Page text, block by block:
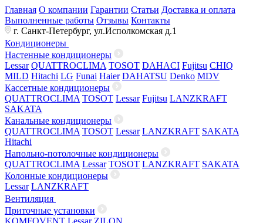
Главная О компании Гарантии Статьи Доставка и оплата
Выполненные работы Отзывы Контакты
г. Санкт-Петербург, ул.Исполкомская д.1
Кондиционеры
Настенные кондиционеры
Lessar QUATTROCLIMA TOSOT DAHACI Fujitsu CHIQ
MILD Hitachi LG Funai Haier DAHATSU Denko MDV
Кассетные кондиционеры
QUATTROCLIMA TOSOT Lessar Fujitsu LANZKRAFT
SAKATA
Канальные кондиционеры
QUATTROCLIMA TOSOT Lessar LANZKRAFT SAKATA
Hitachi
Напольно-потолочные кондиционеры
QUATTROCLIMA Lessar TOSOT LANZKRAFT SAKATA
Колонные кондиционеры
Lessar LANZKRAFT
Вентиляция
Приточные установки
KOMFOVENT Lessar ZILON